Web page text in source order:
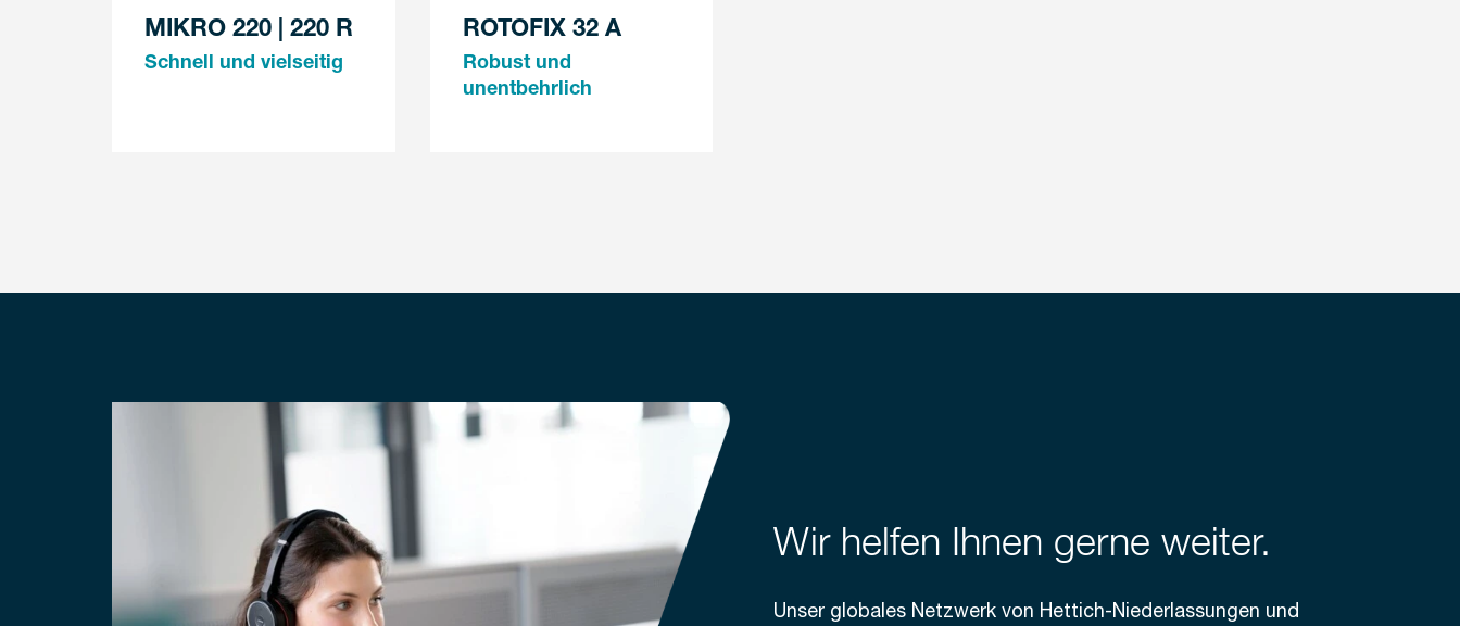
MIKRO 220 | 220 R
Schnell und vielseitig
ROTOFIX 32 A
Robust und
unentbehrlich
Wir helfen Ihnen gerne weiter.
Unser globales Netzwerk von Hettich-Niederlassungen und